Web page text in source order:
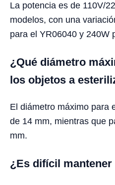
La potencia es de 110V/
modelos, con una
para el YR06040 y 240W
¿Qué diámetro
los objetos a
El diámetro máximo para
de 14 mm, mientras que
mm.
¿Es difícil